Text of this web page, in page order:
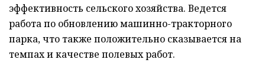
эффективность сельского хозяйства. Ведется
работа по обновлению машинно-тракторного
парка, что также положительно сказывается на
темпах и качестве полевых работ.